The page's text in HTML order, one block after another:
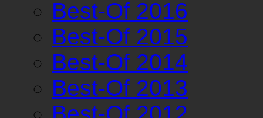
Best-Of 2016
Best-Of 2015
Best-Of 2014
Best-Of 2013